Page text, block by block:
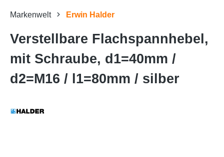
Markenwelt Erwin Halder
Verstellbare Flachspannhebel,
mit Schraube, d1=40mm /
d2=M16 / l1=80mm / silber